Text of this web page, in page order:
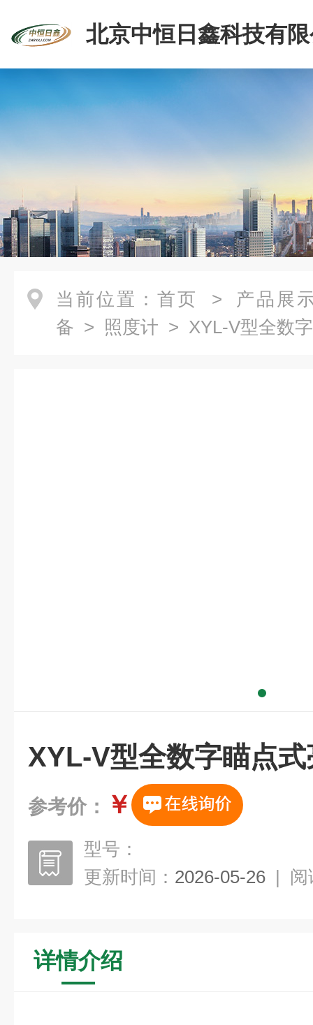
北京中恒日鑫科技有
当前位置： 首页 > 产品展
备 > 照度计 > XYL-V型全数
XYL-V型全数字瞄点
参考价： ￥
型号：
更新时间： 2026-05-26 | 阅
详情介绍